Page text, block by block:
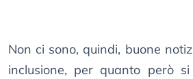
Non ci sono, quindi, buone
inclusione, per quanto però